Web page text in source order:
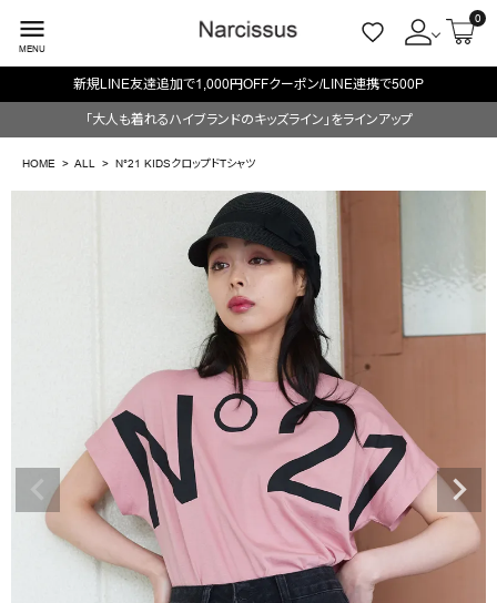
menu
MENU
0
ようこそ ゲスト 様
search
OUTLET
RANKING
新規LINE友達追加で1,000円OFFクーポン/LINE連携で500P
「大人も着れるハイブランドのキッズライン」をラインアップ
HOME ALL N°21 KIDSクロップドTシャツ